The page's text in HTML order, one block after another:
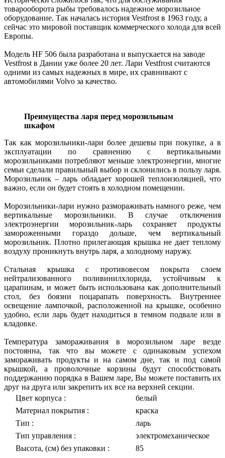
товарооборота рыбы требовалось надежное морозильное
оборудование. Так началась история Vestfrost в 1963 году, а
сейчас это мировой поставщик коммерческого холода для всей
Европы.
Модель HF 506 была разработана и выпускается на заводе
Vestfrost в Дании уже более 20 лет. Лари Vestfrost считаются
одними из самых надежных в мире, их сравнивают с
автомобилями Volvo за качество.
Преимущества ларя перед морозильным
шкафом
Так как морозильники-лари более дешевы при покупке, а в
эксплуатации по сравнению с вертикальными
морозильниками потребляют меньше электроэнергии, многие
семьи сделали правильный выбор и склонились в пользу ларя.
Морозильник – ларь обладает хорошей теплоизоляцией, что
важно, если он будет стоять в холодном помещении.
Морозильники-лари нужно размораживать намного реже, чем
вертикальные морозильники. В случае отключения
электроэнергии морозильник-ларь сохраняет продукты
замороженными гораздо дольше, чем вертикальный
морозильник. Плотно прилегающая крышка не дает теплому
воздуху проникнуть внутрь ларя, а холодному наружу.
Стальная крышка с противовесом покрыта слоем
нейтрализованного поливинилхлорида, устойчивым к
царапинам, и может быть использована как дополнительный
стол, без боязни поцарапать поверхность. Внутреннее
освещение лампочкой, расположенной на крышке, особенно
удобно, если ларь будет находиться в темном подвале или в
кладовке.
Температура замораживания в морозильном ларе везде
постоянна, так что вы можете с одинаковым успехом
замораживать продукты и на самом дне, так и под самой
крышкой, а проволочные корзины будут способствовать
поддержанию порядка в Вашем ларе, Вы можете поставить их
друг на друга или закрепить их все на верхней секции.
Цвет корпуса :
белый
Материал покрытия :
краска
Тип :
ларь
Тип управления :
электромеханическое
Высота, (см) без упаковки :
85